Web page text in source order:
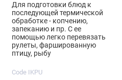
Для подготовки блюд к
последующей термической
обработке - копчению,
запеканию и пр. С ее
помощью легко перевязать
рулеты, фаршированную
птицу, рыбу
Code IKPU